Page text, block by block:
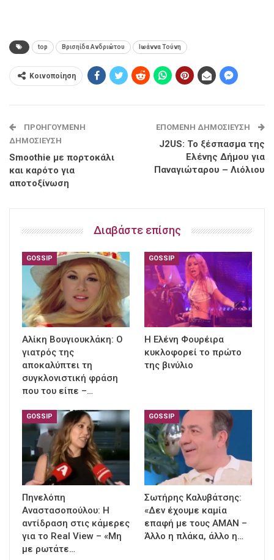
top Βρισηίδα Ανδριώτου Ιωάννα Τούνη
Κοινοποίηση
ΠΡΟΗΓΟΎΜΕΝΗ
ΔΗΜΟΣΊΕΥΣΗ
Smoothie με πορτοκάλι
και καρότο για
αποτοξίνωση
ΕΠΌΜΕΝΗ ΔΗΜΟΣΊΕΥΣΗ
J2US: Το ξέσπασμα της
Ελένης Δήμου για
Παναγιώταρου – Λιόλιου
Διαβάστε επίσης
GOSSIP
Αλίκη Βουγιουκλάκη: Ο
γιατρός της
αποκαλύπτει τη
συγκλονιστική φράση
που του είπε –…
GOSSIP
Η Ελένη Φουρέιρα
κυκλοφορεί το πρώτο
της βινύλιο
GOSSIP
Πηνελόπη
Αναστασοπούλου: Η
αντίδραση στις κάμερες
για το Real View – «Μη
με ρωτάτε…
GOSSIP
Σωτήρης Καλυβάτσης:
«Δεν έχουμε καμία
επαφή με τους ΑΜΑΝ –
Άλλο η πλάκα, άλλο η…